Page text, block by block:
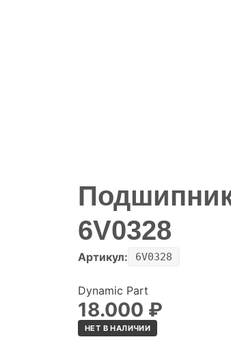
6V0328
Артикул: 6V0328
Dynamic Part
18.000 ₽
НЕТ В НАЛИЧИИ